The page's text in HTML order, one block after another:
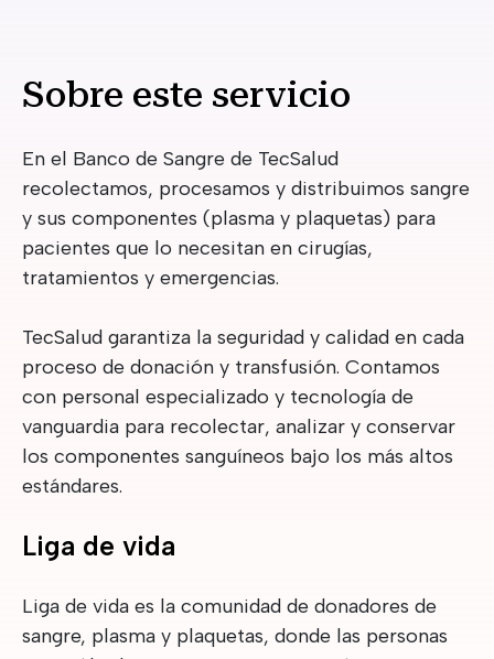
Sobre este servicio
En el Banco de Sangre de TecSalud
recolectamos, procesamos y distribuimos sangre
y sus componentes (plasma y plaquetas) para
pacientes que lo necesitan en cirugías,
tratamientos y emergencias.
TecSalud garantiza la seguridad y calidad en cada
proceso de donación y transfusión. Contamos
con personal especializado y tecnología de
vanguardia para recolectar, analizar y conservar
los componentes sanguíneos bajo los más altos
estándares.
Liga de vida
Liga de vida es la comunidad de donadores de
sangre, plasma y plaquetas, donde las personas